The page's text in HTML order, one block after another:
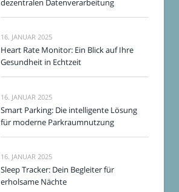
dezentralen Datenverarbeitung
16. JANUAR 2025
Heart Rate Monitor: Ein Blick auf Ihre
Gesundheit in Echtzeit
16. JANUAR 2025
Smart Parking: Die intelligente Lösung
für moderne Parkraumnutzung
16. JANUAR 2025
Sleep Tracker: Dein Begleiter für
erholsame Nächte